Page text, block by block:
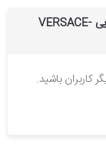
نظرات برای ساعت زنانه ورساچه مدل پالازو طلایی VERSACE-
کاربران باشید.